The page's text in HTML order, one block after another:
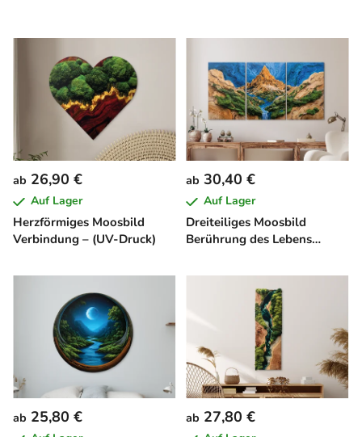
Herzförmiges Moosbild
Verbindung – (UV-Druck)
ab 26,90 €
Auf Lager
Dreiteiliges Moosbild
Berührung des Lebens
ab 30,40 €
Auf Lager
ab 25,80 € ab 27,80 €